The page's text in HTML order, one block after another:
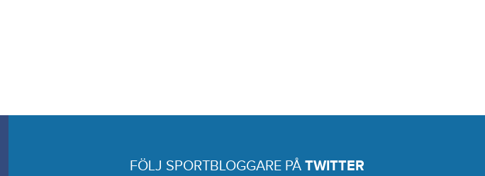
FÖLJ SPORTBLOGGARE PÅ TWITTER